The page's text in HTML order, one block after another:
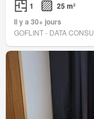
1
25 m²
Il y a 30+ jours
GOFLINT - DATA